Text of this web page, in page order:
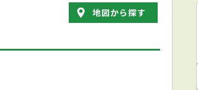
地図から探す